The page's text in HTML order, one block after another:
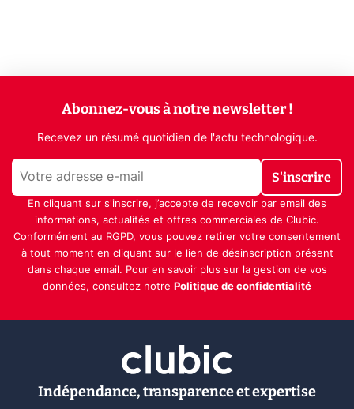
Abonnez-vous à notre newsletter !
Recevez un résumé quotidien de l'actu technologique.
S'inscrire
En cliquant sur s'inscrire, j’accepte de recevoir par email des
informations, actualités et offres commerciales de Clubic.
Conformément au RGPD, vous pouvez retirer votre consentement
à tout moment en cliquant sur le lien de désinscription présent
dans chaque email. Pour en savoir plus sur la gestion de vos
données, consultez notre Politique de confidentialité
Indépendance, transparence et expertise